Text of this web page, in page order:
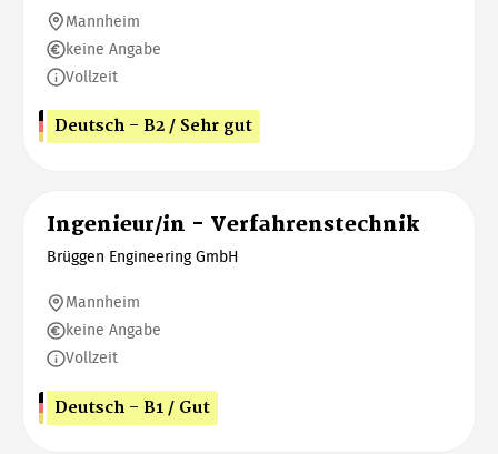
Mannheim
keine Angabe
Vollzeit
Deutsch - B2 / Sehr gut
Ingenieur/in - Verfahrenstechnik
Brüggen Engineering GmbH
Mannheim
keine Angabe
Vollzeit
Deutsch - B1 / Gut